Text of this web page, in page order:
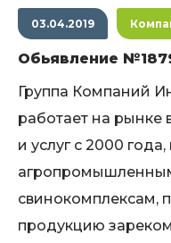
03.04.2019
Обьявление
Группа Компаний
работает на рынке
и услуг с 2000
свинокомплексам,
продукцию